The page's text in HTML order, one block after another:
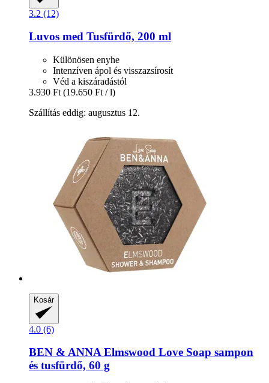
3.2 (12)
Luvos med Tusfürdő, 200 ml
Különösen enyhe
Intenzíven ápol és visszazsírosít
Véd a kiszáradástól
3.930 Ft (19.650 Ft / l)
Szállítás eddig: augusztus 12.
Kosár
4.0 (6)
BEN & ANNAElmswood Love Soap sampon
és tusfürdő, 60 g